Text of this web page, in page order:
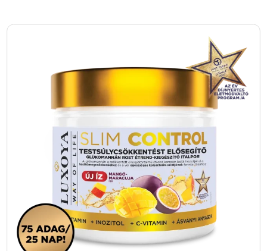
hanem sportolás közben vagy utazás során is
Összegzésként elmondható, hogy a Rugós
Shaker – Fekete egy megfizethető, praktikus és
stílusos megoldás mindenki számára, aki
szeretné egyszerűbbé és élvezetesebbé tenni
az italok elkészítését. A beépített rugós
keverőbetét, a könnyű tisztíthatóság és a
hordozhatóság mind-mind olyan
tulajdonságok, amelyek miatt érdemes
beszerezni ezt a terméket. Ha szeretnéd, hogy
a turmixaid mindig simák és finomak legyenek,